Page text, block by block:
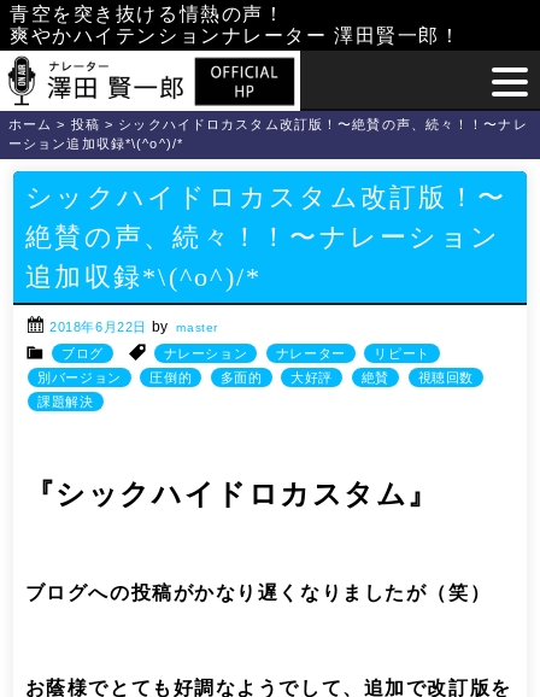
Skip
to
content
青空を突き抜ける情熱の声！
爽やかハイテンションナレーター 澤田賢一郎！
ホーム > 投稿 > シックハイドロカスタム改訂版！〜絶賛の声、続々！！〜ナレ
ーション追加収録*\(^o^)/*
シックハイドロカスタム改訂版！〜
絶賛の声、続々！！〜ナレーション
追加収録*\(^o^)/*
2018年6月22日 by master
ブログ ナレーション ナレーター
リピート
別バージョン
圧倒的 多面的 大好評 絶賛
視聴回数
課題解決
『シックハイドロカスタム』
ブログへの投稿がかなり遅くなりましたが（笑）
お蔭様でとても好調なようでして、追加で改訂版を